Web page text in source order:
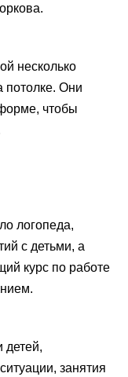
несколько
потолке. Они
чтобы
логопеда,
с детьми, а
курс по работе
детей,
занятия